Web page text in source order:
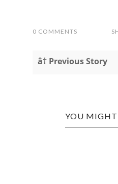
0 COMMENTS
â† Previous Story
YOU MIGHT